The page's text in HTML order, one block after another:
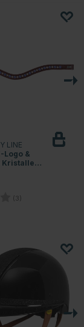
LINE
Logo &
Kristalle
(3)